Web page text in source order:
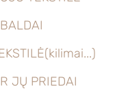
JŲ PRIEDAI